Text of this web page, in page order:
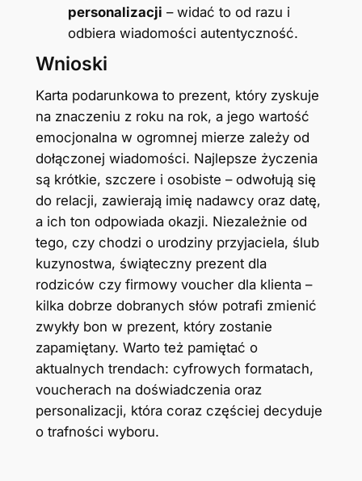
personalizacji – widać to od razu i
odbiera wiadomości autentyczność.
Wnioski
Karta podarunkowa to prezent, który zyskuje
na znaczeniu z roku na rok, a jego wartość
emocjonalna w ogromnej mierze zależy od
dołączonej wiadomości. Najlepsze życzenia
są krótkie, szczere i osobiste – odwołują się
do relacji, zawierają imię nadawcy oraz datę,
a ich ton odpowiada okazji. Niezależnie od
tego, czy chodzi o urodziny przyjaciela, ślub
kuzynostwa, świąteczny prezent dla
rodziców czy firmowy voucher dla klienta –
kilka dobrze dobranych słów potrafi zmienić
zwykły bon w prezent, który zostanie
zapamiętany. Warto też pamiętać o
aktualnych trendach: cyfrowych formatach,
voucherach na doświadczenia oraz
personalizacji, która coraz częściej decyduje
o trafności wyboru.